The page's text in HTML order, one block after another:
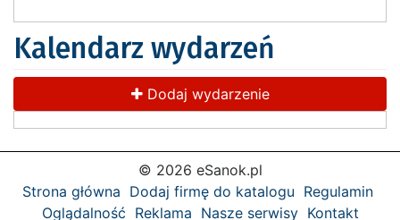
Kalendarz wydarzeń
Dodaj wydarzenie
© 2026 eSanok.pl
Strona główna Dodaj firmę do katalogu Regulamin
Oglądalność Reklama Nasze serwisy Kontakt